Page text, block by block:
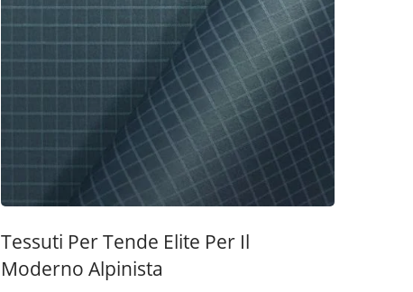
Tessuti Per Tende Elite Per Il
Moderno Alpinista